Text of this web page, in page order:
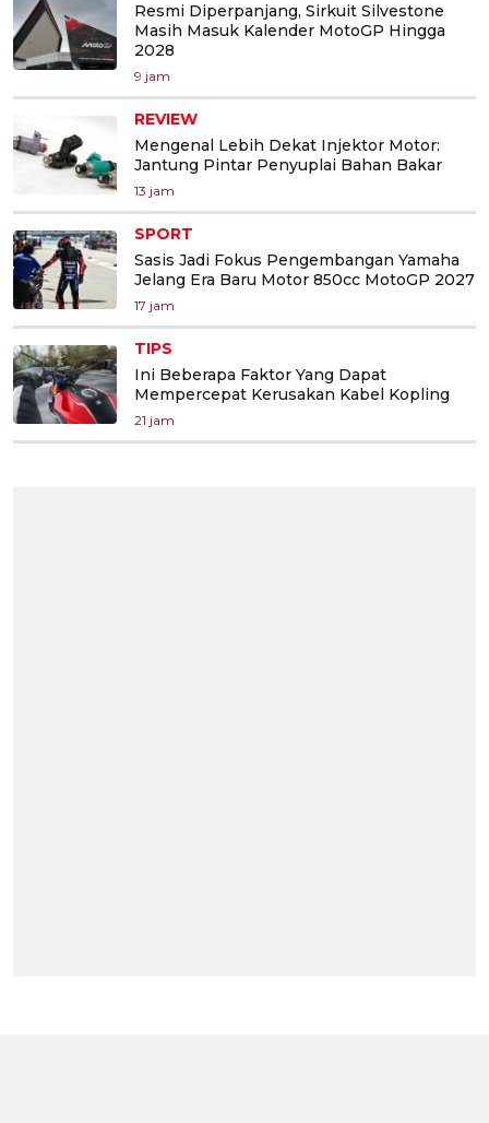
Resmi Diperpanjang, Sirkuit Silvestone
Masih Masuk Kalender MotoGP Hingga
2028
9 jam
REVIEW
Mengenal Lebih Dekat Injektor Motor:
Jantung Pintar Penyuplai Bahan Bakar
13 jam
SPORT
Sasis Jadi Fokus Pengembangan Yamaha
Jelang Era Baru Motor 850cc MotoGP 2027
17 jam
TIPS
Ini Beberapa Faktor Yang Dapat
Mempercepat Kerusakan Kabel Kopling
21 jam